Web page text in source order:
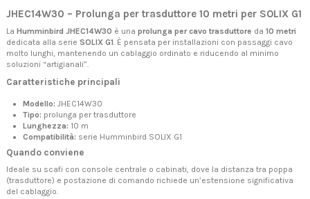
JHEC14W30 – Prolunga per trasduttore 10 metri per SOLIX G1
La Humminbird JHEC14W30 è una prolunga per cavo trasduttore da 10 metri
dedicata alla serie SOLIX G1. È pensata per installazioni con passaggi cavo
molto lunghi, mantenendo un cablaggio ordinato e riducendo al minimo
soluzioni “artigianali”.
Caratteristiche principali
Modello: JHEC14W30
Tipo: prolunga per trasduttore
Lunghezza: 10 m
Compatibilità: serie Humminbird SOLIX G1
Quando conviene
Ideale su scafi con console centrale o cabinati, dove la distanza tra poppa
(trasduttore) e postazione di comando richiede un’estensione significativa
del cablaggio.